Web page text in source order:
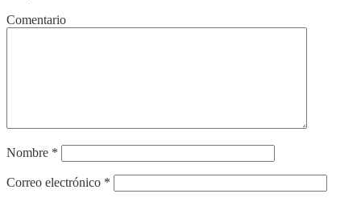
Comentario
Nombre *
Correo electrónico *